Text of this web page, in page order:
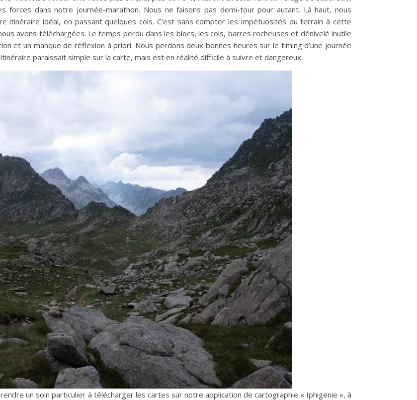
forces dans notre journée-marathon. Nous ne faisons pas demi-tour pour autant. Là haut, nous
itinéraire idéal, en passant quelques cols. C’est sans compter les impétuosités du terrain à cette
avons téléchargées. Le temps perdu dans les blocs, les cols, barres rocheuses et dénivelé inutile
et un manque de réflexion à priori. Nous perdons deux bonnes heures sur le timing d’une journée
paraissait simple sur la carte, mais est en réalité difficile à suivre et dangereux.
un soin particulier à télécharger les cartes sur notre application de cartographie « Iphigenie », à